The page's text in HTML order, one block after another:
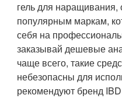
гель для наращивания,
популярным маркам,
себя на
заказывай дешевые
чаще всего, такие
небезопасны для
рекомендуют бренд IBD